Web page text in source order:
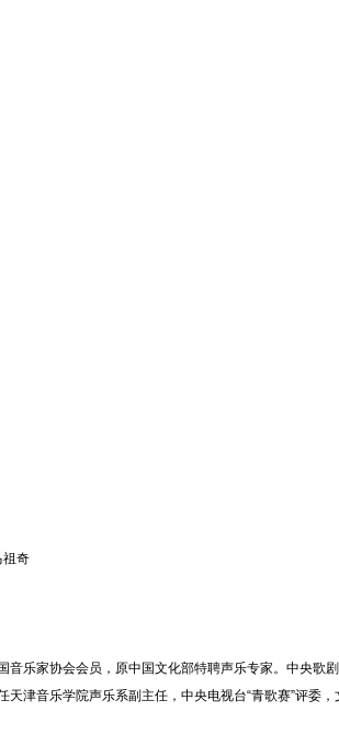
祖奇
乐家协会会员，原中国文化部特聘声乐专家。中央歌
津音乐学院声乐系副主任，中央电视台“青歌赛”评委，